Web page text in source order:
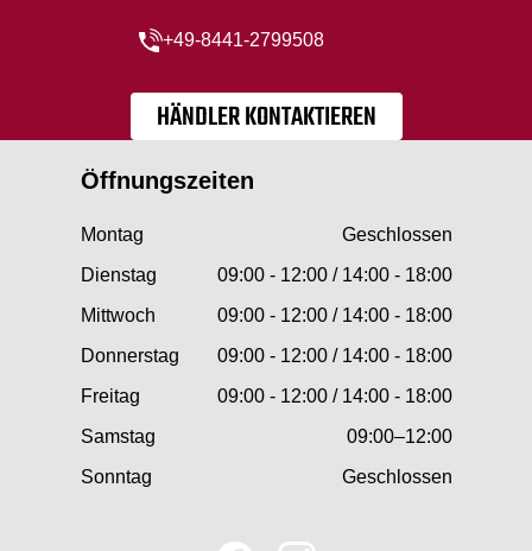
+49-8441-2799508
HÄNDLER KONTAKTIEREN
Öffnungszeiten
Montag
Geschlossen
Dienstag
09:00 - 12:00 / 14:00 - 18:00
Mittwoch
09:00 - 12:00 / 14:00 - 18:00
Donnerstag
09:00 - 12:00 / 14:00 - 18:00
Freitag
09:00 - 12:00 / 14:00 - 18:00
Samstag
09:00–12:00
Sonntag
Geschlossen